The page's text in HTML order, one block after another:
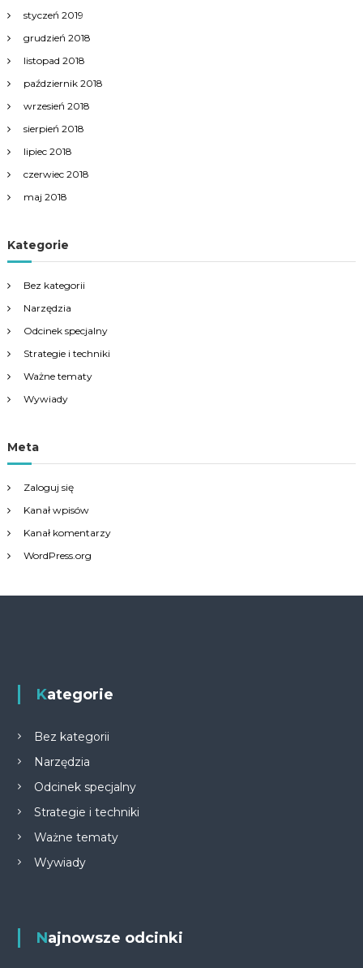
styczeń 2019
grudzień 2018
listopad 2018
październik 2018
wrzesień 2018
sierpień 2018
lipiec 2018
czerwiec 2018
maj 2018
Kategorie
Bez kategorii
Narzędzia
Odcinek specjalny
Strategie i techniki
Ważne tematy
Wywiady
Meta
Zaloguj się
Kanał wpisów
Kanał komentarzy
WordPress.org
Kategorie
Bez kategorii
Narzędzia
Odcinek specjalny
Strategie i techniki
Ważne tematy
Wywiady
Najnowsze odcinki